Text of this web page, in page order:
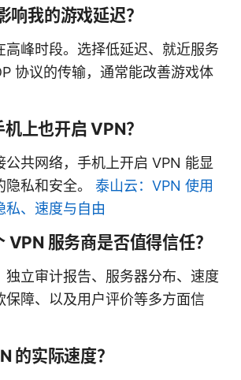
响我的游戏延迟？
高峰时段。选择低延迟、就近服务
协议的传输，通常能改善游戏体
上也开启 VPN？
公共网络，手机上开启 VPN 能显
私和安全。 泰山云：VPN 使用
私、速度与自由
VPN 服务商是否值得信任？
独立审计报告、服务器分布、速度
保障、以及用户评价等多方面信
的实际速度？